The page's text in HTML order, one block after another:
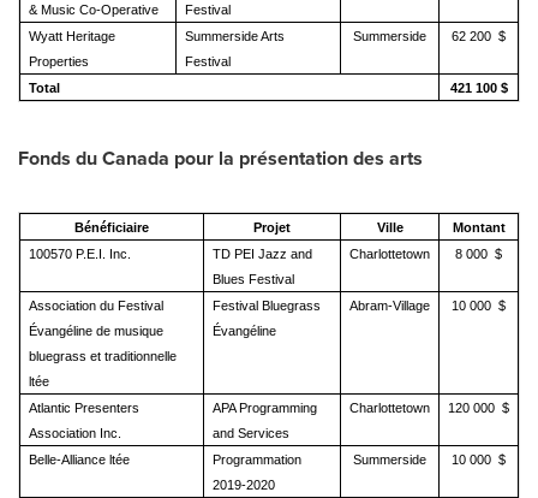
& Music Co-Operative
Festival
Wyatt Heritage
Properties
Summerside Arts
Festival
Summerside 62 200 $
Total 421 100 $
Fonds duCanada pour la présentation des arts
Bénéficiaire Projet Ville
Montant
100570 P.E.I. Inc.
TD PEI Jazz and
Blues Festival
Charlottetown 8 000 $
Association du Festival
Évangéline de musique
bluegrass et traditionnelle
ltée
Festival Bluegrass
Évangéline
Abram-Village 10 000 $
Atlantic Presenters
Association Inc.
APA Programming
and Services
Charlottetown 120 000 $
Belle-Alliance ltée
Programmation
2019-2020
Summerside 10 000 $